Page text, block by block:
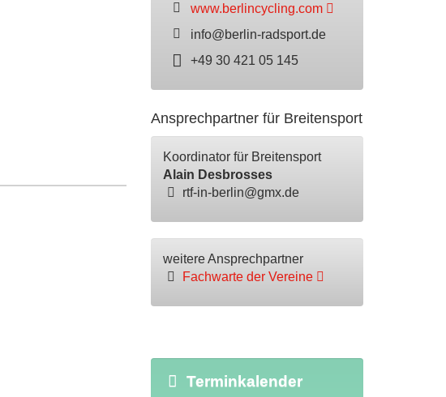
www.berlincycling.com
info@berlin-radsport.de
+49 30 421 05 145
Ansprechpartner für Breitensport
Koordinator für Breitensport
Alain Desbrosses
rtf-in-berlin@gmx.de
weitere Ansprechpartner
Fachwarte der Vereine
Terminkalender